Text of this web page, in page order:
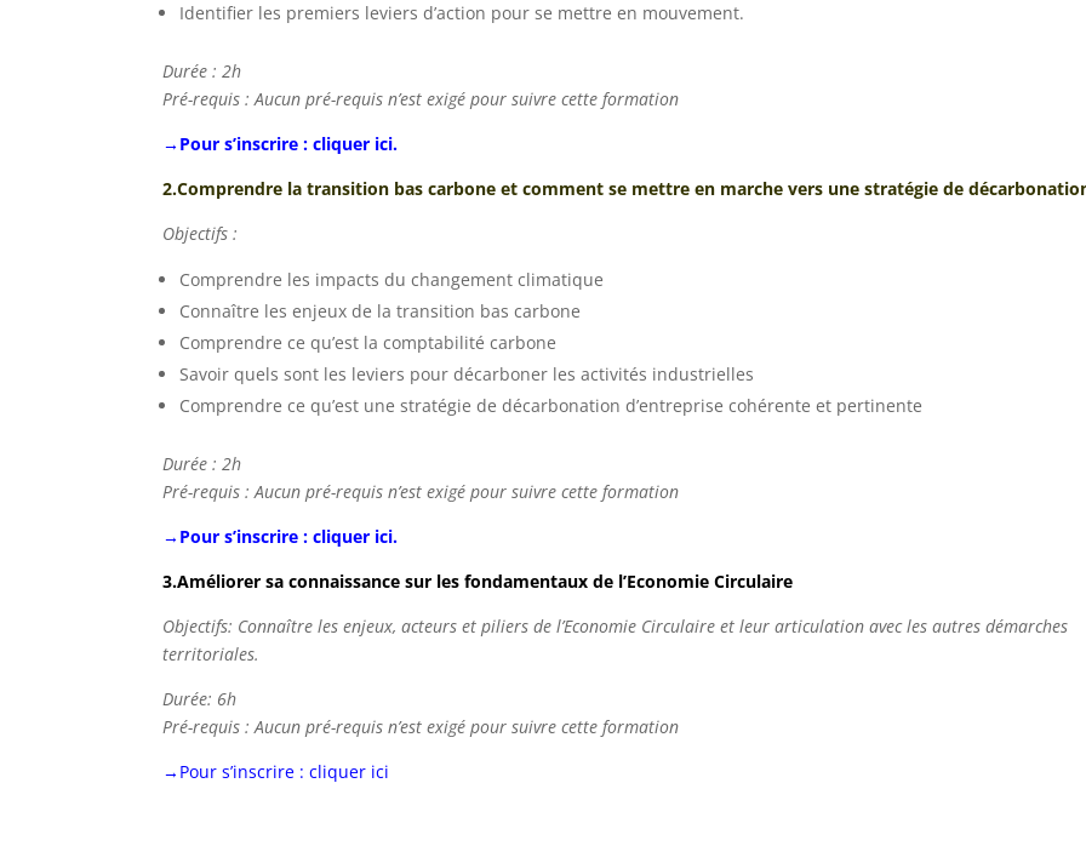
Identifier les premiers leviers d’action pour se mettre en mouvement.
Durée : 2h
Pré-requis : Aucun pré-requis n’est exigé pour suivre cette formation
→Pour s’inscrire : cliquer ici.
2.Comprendre la transition bas carbone et comment se mettre en marche vers une stratégie de
Objectifs :
Comprendre les impacts du changement climatique
Connaître les enjeux de la transition bas carbone
Comprendre ce qu’est la comptabilité carbone
Savoir quels sont les leviers pour décarboner les activités industrielles
Comprendre ce qu’est une stratégie de décarbonation d’entreprise cohérente et pertinente
Durée : 2h
Pré-requis : Aucun pré-requis n’est exigé pour suivre cette formation
→Pour s’inscrire : cliquer ici.
3.Améliorer sa connaissance sur les fondamentaux de l’Economie Circulaire
Objectifs: Connaître les enjeux, acteurs et piliers de l’Economie Circulaire et leur articulation avec les autres démarches
territoriales.
Durée: 6h
Pré-requis : Aucun pré-requis n’est exigé pour suivre cette formation
→Pour s’inscrire : cliquer ici